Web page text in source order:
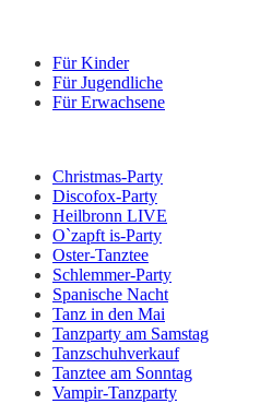
Für Kinder
Für Jugendliche
Für Erwachsene
Christmas-Party
Discofox-Party
Heilbronn LIVE
O`zapft is-Party
Oster-Tanztee
Schlemmer-Party
Spanische Nacht
Tanz in den Mai
Tanzparty am Samstag
Tanzschuhverkauf
Tanztee am Sonntag
Vampir-Tanzparty